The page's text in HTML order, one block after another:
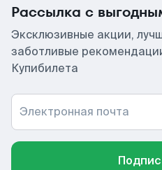
Рассылка с
Эксклюзивные акции,
заботливые
Купибилета
Электронная почта